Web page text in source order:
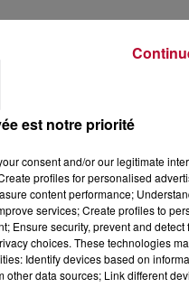
2026
CONCERT À LA MJC DE
est notre priorité
consent and/or our legitimate
profiles for personalised
content performance;
services; Create profiles to
Ensure security, prevent and detect
choices. These technologies
Identify devices based on
data sources; Link different